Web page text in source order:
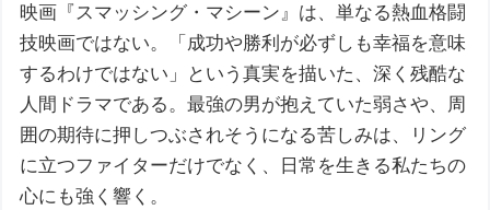
映画『スマッシング・マシーン』は、単なる熱血格闘
技映画ではない。「成功や勝利が必ずしも幸福を意味
するわけではない」という真実を描いた、深く残酷な
人間ドラマである。最強の男が抱えていた弱さや、周
囲の期待に押しつぶされそうになる苦しみは、リング
に立つファイターだけでなく、日常を生きる私たちの
心にも強く響く。